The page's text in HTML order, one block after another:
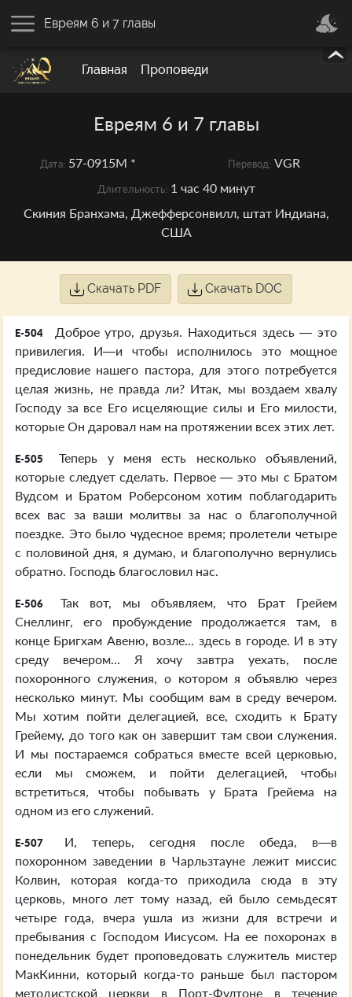
Главная Проповеди
Евреям 6 и 7 главы
Евреям 6 и 7 главы
Дата: 57-0915M * Перевод: VGR
Длительность: 1 час 40 минут
Скиния Бранхама, Джефферсонвилл, штат Индиана,
США
Скачать PDF Скачать DOC
E-504
Доброе утро, друзья. Находиться здесь — это
привилегия. И—и чтобы исполнилось это мощное
предисловие нашего пастора, для этого потребуется
целая жизнь, не правда ли? Итак, мы воздаем хвалу
Господу за все Его исцеляющие силы и Его милости,
которые Он даровал нам на протяжении всех этих лет.
E-505
Теперь у меня есть несколько объявлений,
которые следует сделать. Первое — это мы с Братом
Вудсом и Братом Роберсоном хотим поблагодарить
всех вас за ваши молитвы за нас о благополучной
поездке. Это было чудесное время; пролетели четыре
с половиной дня, я думаю, и благополучно вернулись
обратно. Господь благословил нас.
E-506
Так вот, мы объявляем, что Брат Грейем
Снеллинг, его пробуждение продолжается там, в
конце Бригхам Авеню, возле... здесь в городе. И в эту
среду вечером... Я хочу завтра уехать, после
похоронного служения, о котором я объявлю через
несколько минут. Мы сообщим вам в среду вечером.
Мы хотим пойти делегацией, все, сходить к Брату
Грейему, до того как он завершит там свои служения.
И мы постараемся собраться вместе всей церковью,
если мы сможем, и пойти делегацией, чтобы
встретиться, чтобы побывать у Брата Грейема на
одном из его служений.
E-507
И, теперь, сегодня после обеда, в—в
похоронном заведении в Чарльзтауне лежит миссис
Колвин, которая когда-то приходила сюда в эту
церковь, много лет тому назад, ей было семьдесят
четыре года, вчера ушла из жизни для встречи и
пребывания с Господом Иисусом. На ее похоронах в
понедельник будет проповедовать служитель мистер
МакКинни, который когда-то раньше был пастором
методистской церкви в Порт-Фултоне в течение